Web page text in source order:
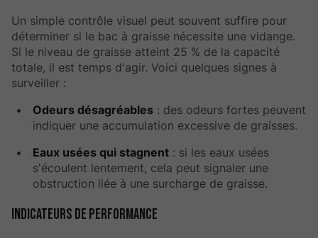
Un simple contrôle visuel peut souvent suffire pour
déterminer si le bac à graisse nécessite une vidange.
Si le niveau de graisse atteint 25 % de la capacité
totale, il est temps d'agir. Voici quelques signes à
surveiller :
Odeurs désagréables: des odeurs fortes peuvent
indiquer une accumulation excessive de graisses.
Eaux usées qui stagnent: si les eaux usées
s'écoulent lentement, cela peut signaler une
obstruction liée à une surcharge de graisse.
Indicateurs de performance